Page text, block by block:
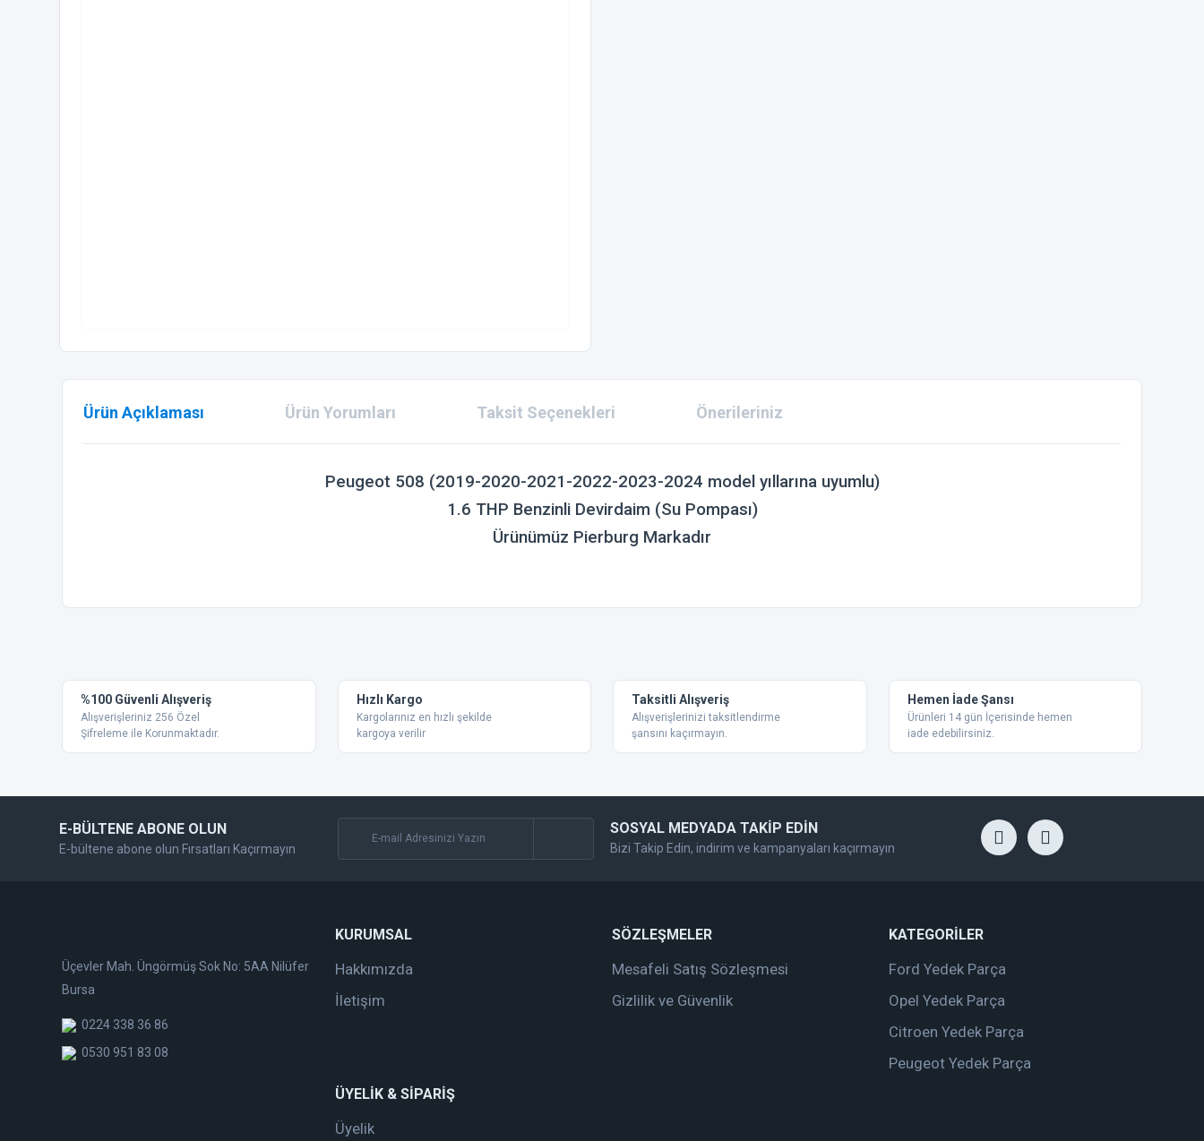
Ürün Açıklaması Ürün Yorumları Taksit Seçenekleri Önerileriniz
Peugeot 508 (2019-2020-2021-2022-2023-2024 model yıllarına uyumlu)
1.6 THP Benzinli Devirdaim (Su Pompası)
Ürünümüz Pierburg Markadır
Ürün resmi kalitesiz, bozuk veya görüntülenemiyor.
Ürün açıklamasında eksik bilgiler bulunuyor.
Ürün bilgilerinde hatalar bulunuyor.
Ürün fiyatı diğer sitelerden daha pahalı.
%100 Güvenli Alışveriş
Alışverişleriniz 256 Özel
Şifreleme ile Korunmaktadır.
Hızlı Kargo
Kargolarınız en hızlı şekilde
kargoya verilir
Taksitli Alışveriş
Alışverişlerinizi taksitlendirme
şansını kaçırmayın.
Hemen İade Şansı
Ürünleri 14 gün İçerisinde hemen
iade edebilirsiniz.
E-BÜLTENE ABONE OLUN
E-bültene abone olun Fırsatları Kaçırmayın
SOSYAL MEDYADA TAKİP EDİN
Bizi Takip Edin, indirim ve kampanyaları kaçırmayın
Üçevler Mah. Üngörmüş Sok No: 5AA Nilüfer
Bursa
0224 338 36 86
0530 951 83 08
KURUMSAL
Hakkımızda
İletişim
SÖZLEŞMELER
Mesafeli Satış Sözleşmesi
Gizlilik ve Güvenlik
KATEGORİLER
Ford Yedek Parça
Opel Yedek Parça
Citroen Yedek Parça
Peugeot Yedek Parça
ÜYELİK & SİPARİŞ
Üyelik